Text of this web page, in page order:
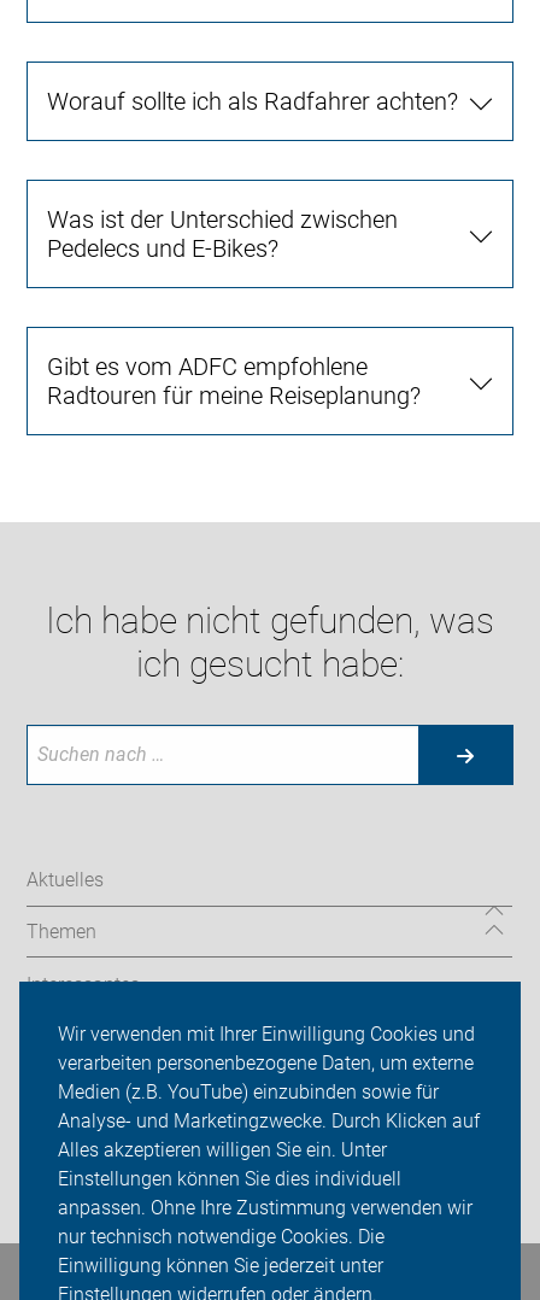
Wir verwenden mit Ihrer Einwilligung Cookies und
verarbeiten personenbezogene Daten, um externe
Medien (z.B. YouTube) einzubinden sowie für
Analyse- und Marketingzwecke. Durch Klicken auf
Alles akzeptieren willigen Sie ein. Unter
Einstellungen können Sie dies individuell
anpassen. Ohne Ihre Zustimmung verwenden wir
nur technisch notwendige Cookies. Die
Einwilligung können Sie jederzeit unter
Einstellungen widerrufen oder ändern.
Worauf sollte ich als Radfahrer achten?
Was ist der Unterschied zwischen
Pedelecs und E-Bikes?
Gibt es vom ADFC empfohlene
Radtouren für meine Reiseplanung?
Ich habe nicht gefunden, was
ich gesucht habe:
Aktuelles
Themen
Interessantes
ADFC Holzwickede
Sei dabei
Presse
Login